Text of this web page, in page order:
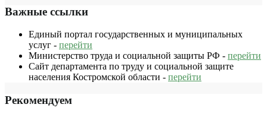
Важные ссылки
Единый портал государственных и муниципальных
услуг - перейти
Министерство труда и социальной защиты РФ - перейти
Сайт департамента по труду и социальной защите
населения Костромской области - перейти
Рекомендуем